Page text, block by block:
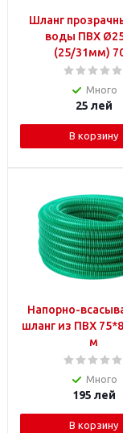
Шланг
воды ПВХ
(25/
Много
25 лей
В корзину
Напорно-
шланг из ПВХ
м
Много
195 лей
В корзину